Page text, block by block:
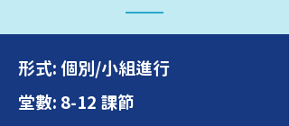
形式: 個別/小組進行
堂數: 8-12 課節